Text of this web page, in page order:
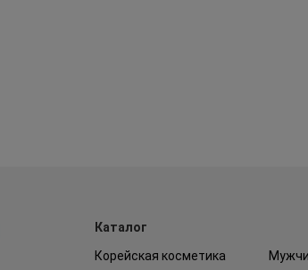
Каталог
Корейская косметика